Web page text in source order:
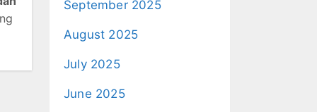
September 2025
August 2025
July 2025
June 2025